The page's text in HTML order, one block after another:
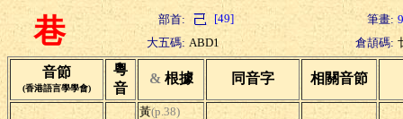
巷 部首: [49] 筆畫: 9
大五碼: ABD1 倉頡碼:
音節
(香港語言學學會)
粵
音
& 根據 同音字 相關音節
黃(p.38)